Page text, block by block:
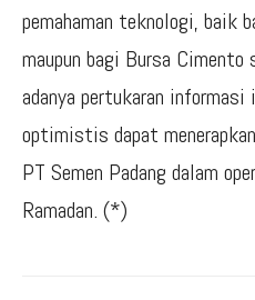
pemahaman teknologi, baik
maupun bagi Bursa Cimento
adanya pertukaran
optimistis dapat
PT Semen Padang dalam
Ramadan. (*)